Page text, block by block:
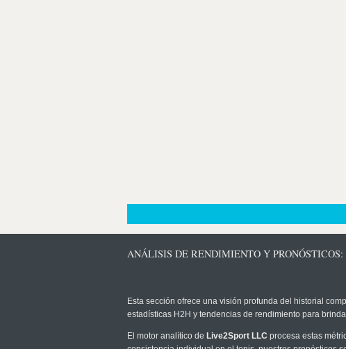
ANÁLISIS DE RENDIMIENTO Y
Esta sección ofrece una visión profunda del historial
estadísticas H2H y tendencias de rendimiento para
El motor analítico de Live2Sport LLC procesa estas